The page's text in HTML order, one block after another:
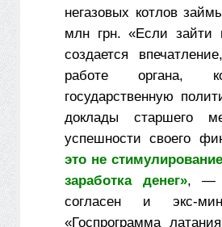
негазовых котлов
млн грн. «Если зайти
создается
работе органа,
государственную
доклады старшего
успешности своего
это не
заработка денег», —
согласен и экс-
«Госпрограмма